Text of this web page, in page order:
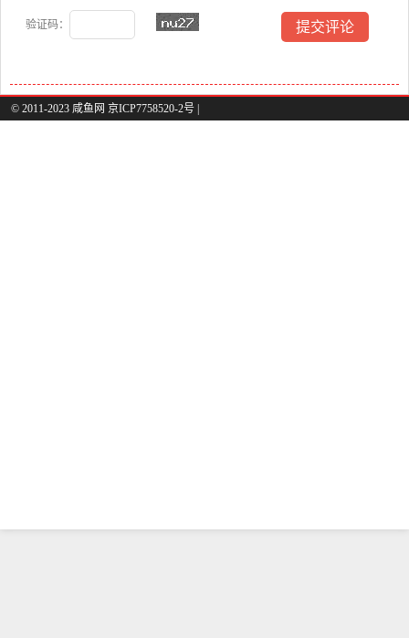
验证码：
© 2011-2023 咸鱼网 京ICP7758520-2号 |